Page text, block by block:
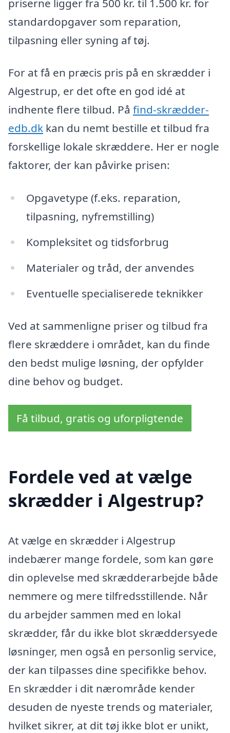
standardopgaver som reparation,
tilpasning eller syning af tøj.
For at få en præcis pris på en skrædder i
Algestrup, er det ofte en god idé at
indhente flere tilbud. På find-skrædder-
edb.dk kan du nemt bestille et tilbud fra
forskellige lokale skræddere. Her er nogle
faktorer, der kan påvirke prisen:
Opgavetype (f.eks. reparation,
tilpasning, nyfremstilling)
Kompleksitet og tidsforbrug
Materialer og tråd, der anvendes
Eventuelle specialiserede teknikker
Ved at sammenligne priser og tilbud fra
flere skræddere i området, kan du finde
den bedst mulige løsning, der opfylder
dine behov og budget.
Få tilbud, gratis og uforpligtende
Fordele ved at vælge
skrædder i Algestrup?
At vælge en skrædder i Algestrup
indebærer mange fordele, som kan gøre
din oplevelse med skrædderarbejde både
nemmere og mere tilfredsstillende. Når
du arbejder sammen med en lokal
skrædder, får du ikke blot skræddersyede
løsninger, men også en personlig service,
der kan tilpasses dine specifikke behov.
En skrædder i dit nærområde kender
desuden de nyeste trends og materialer,
hvilket sikrer, at dit tøj ikke blot er unikt,